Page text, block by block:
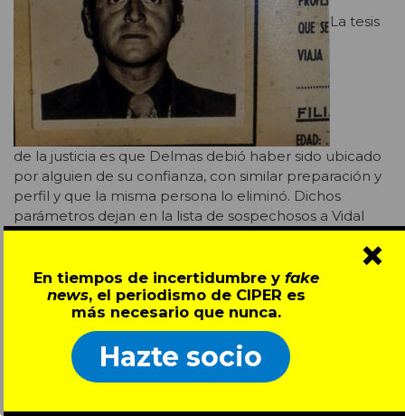
En tiempos de incertidumbre y fake
news, el periodismo de CIPER es
más necesario que nunca.
Hazte socio
×
La tesis
de la justicia es que Delmas debió haber sido ubicado
por alguien de su confianza, con similar preparación y
perfil y que la misma persona lo eliminó. Dichos
parámetros dejan en la lista de sospechosos a Vidal
Ogueta (quien si no lo mató, en último caso habría
Pérez Santillán (ambos ex compañeros suyos en la
Brigada Mulchén de la DINA). También se menciona a
Ferrer Lima -tanto él como Aqueveque se culpan
mutuamente en sus declaraciones judiciales- y a Raúl
Iturriaga Neumann, también ex alto mando de la
DINA y de la Mulchén, a la fecha comandante de la